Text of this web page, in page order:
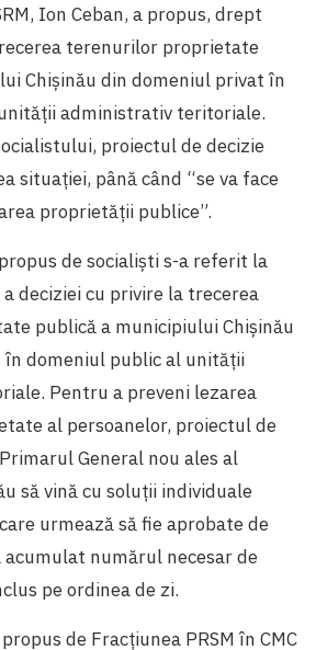
Ion Ceban, a propus, drept
terenurilor proprietate
Chișinău din domeniul privat în
administrativ teritoriale.
proiectul de decizie
situației, până când “se va face
proprietății publice”.
de socialiști s-a referit la
deciziei cu privire la trecerea
publică a municipiului Chișinău
domeniul public al unității
Pentru a preveni lezarea
al persoanelor, proiectul de
General nou ales al
să vină cu soluții individuale
urmează să fie aprobate de
acumulat numărul necesar de
pe ordinea de zi.
de Fracțiunea PRSM în CMC